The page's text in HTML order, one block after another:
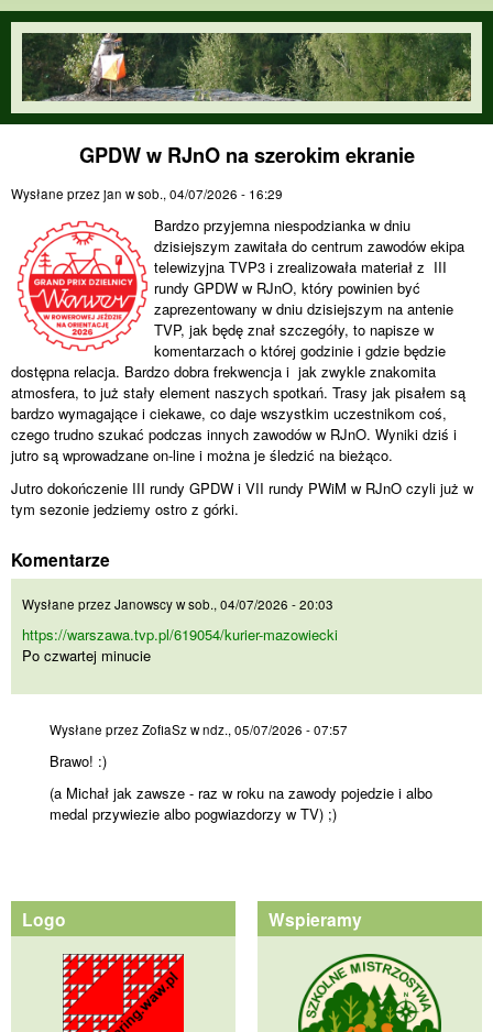
Przejdź do treści
orienteering.waw.pl
GPDW w RJnO na szerokim ekranie
Wysłane przezjan wsob., 04/07/2026 - 16:29
Bardzo przyjemna niespodzianka w dniu
dzisiejszym zawitała do centrum zawodów ekipa
telewizyjna TVP3 i zrealizowała materiał z III
rundy GPDW w RJnO, który powinien być
zaprezentowany w dniu dzisiejszym na antenie
TVP, jak będę znał szczegóły, to napisze w
komentarzach o której godzinie i gdzie będzie
dostępna relacja. Bardzo dobra frekwencja i jak zwykle znakomita
atmosfera, to już stały element naszych spotkań. Trasy jak pisałem są
bardzo wymagające i ciekawe, co daje wszystkim uczestnikom coś,
czego trudno szukać podczas innych zawodów w RJnO. Wyniki dziś i
jutro są wprowadzane on-line i można je śledzić na bieżąco.
Jutro dokończenie III rundy GPDW i VII rundy PWiM w RJnO czyli już w
tym sezonie jedziemy ostro z górki.
Komentarze
https://warszawa.tvp.pl
Wysłane przezJanowscywsob., 04/07/2026 - 20:03
https://warszawa.tvp.pl/619054/kurier-mazowiecki
Po czwartej minucie
Brawo! :)
Wysłane przezZofiaSzwndz., 05/07/2026 - 07:57
Brawo! :)
(a Michał jak zawsze - raz w roku na zawody pojedzie i albo
medal przywiezie albo pogwiazdorzy w TV) ;)
Logo Wspieramy